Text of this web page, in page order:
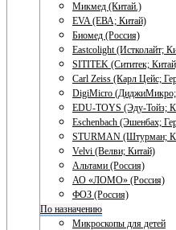
Микмед (Китай.)
EVA (ЕВА; Китай)
Биомед (Россия)
Eastcolight (Истколайт;
SITITEK (Сититек;
Carl Zeiss (Карл Цейс;
DigiMicro (ДиджиМикро;
EDU-TOYS (Эду-Тойз;
Eschenbach (Эшенбах;
STURMAN (Штурман;
Velvi (Велви; Китай)
Альтами (Россия)
АО «ЛОМО» (Россия)
ФОЗ (Россия)
По назначению
Микроскопы для детей